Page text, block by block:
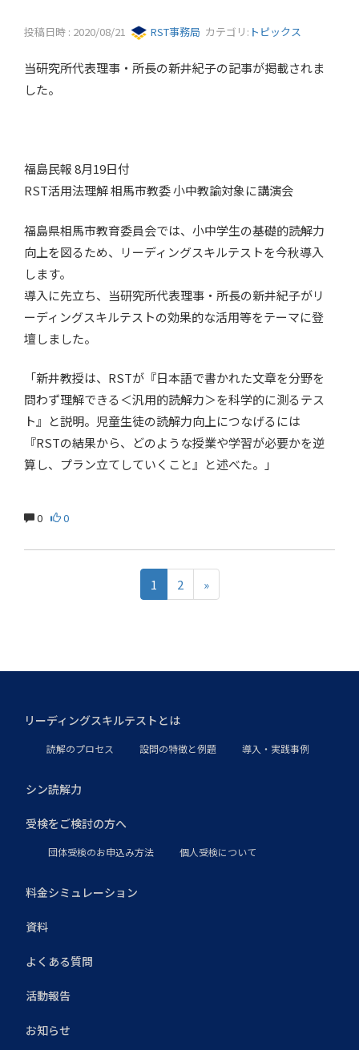
投稿日時 : 2020/08/21 RST事務局 カテゴリ: トピックス
当研究所代表理事・所長の新井紀子の記事が掲載されま
した。
福島民報 8月19日付
RST活用法理解 相馬市教委 小中教諭対象に講演会
福島県相馬市教育委員会では、小中学生の基礎的読解力
向上を図るため、リーディングスキルテストを今秋導入
します。
導入に先立ち、当研究所代表理事・所長の新井紀子がリ
ーディングスキルテストの効果的な活用等をテーマに登
壇しました。
「新井教授は、RSTが『日本語で書かれた文章を分野を
問わず理解できる＜汎用的読解力＞を科学的に測るテス
ト』と説明。児童生徒の読解力向上につなげるには
『RSTの結果から、どのような授業や学習が必要かを逆
算し、プラン立てしていくこと』と述べた。」
0 0
1 2 »
リーディングスキルテストとは
読解のプロセス 設問の特徴と例題 導入・実践事例
シン読解力
受検をご検討の方へ
団体受検のお申込み方法 個人受検について
料金シミュレーション
資料
よくある質問
活動報告
お知らせ